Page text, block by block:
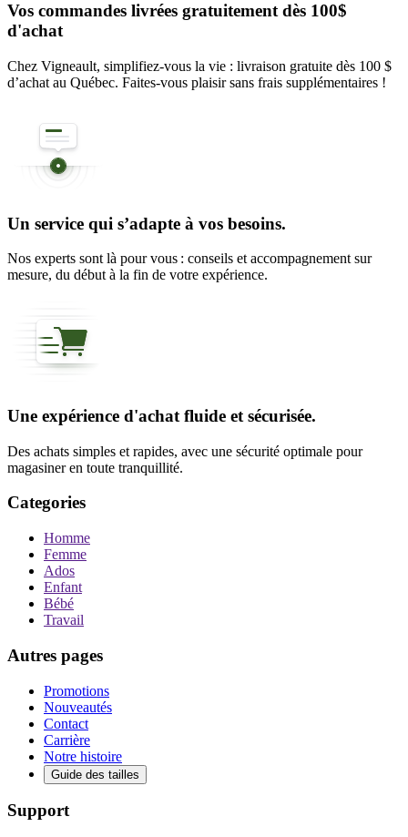
Vos commandes livrées gratuitement dès 100$
d'achat
Chez Vigneault, simplifiez-vous la vie : livraison gratuite dès 100 $
d’achat au Québec. Faites-vous plaisir sans frais supplémentaires !
Un service qui s’adapte à vos besoins.
Nos experts sont là pour vous : conseils et accompagnement sur
mesure, du début à la fin de votre expérience.
Une expérience d'achat fluide et sécurisée.
Des achats simples et rapides, avec une sécurité optimale pour
magasiner en toute tranquillité.
Categories
Homme
Femme
Ados
Enfant
Bébé
Travail
Autres pages
Promotions
Nouveautés
Contact
Carrière
Notre histoire
Guide des tailles
Support